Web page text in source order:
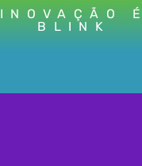
INOVAÇÃO É
BLINK